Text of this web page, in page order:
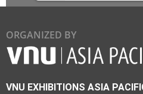
ORGANIZED BY
VNU EXHIBITIONS ASIA